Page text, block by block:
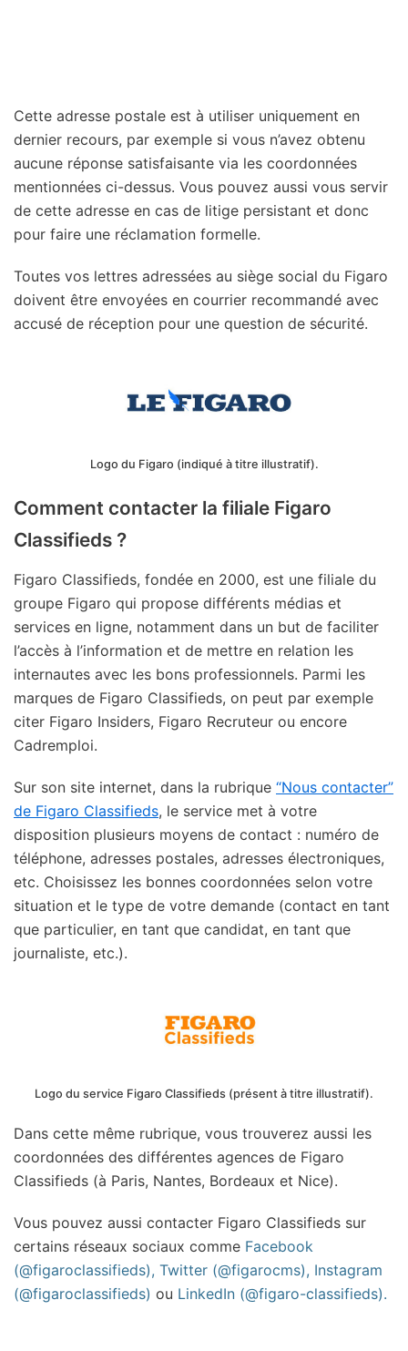
Cette adresse postale est à utiliser uniquement en
dernier recours, par exemple si vous n’avez obtenu
aucune réponse satisfaisante via les coordonnées
mentionnées ci-dessus. Vous pouvez aussi vous servir
de cette adresse en cas de litige persistant et donc
pour faire une réclamation formelle.
Toutes vos lettres adressées au siège social du Figaro
doivent être envoyées en courrier recommandé avec
accusé de réception pour une question de sécurité.
Logo du Figaro (indiqué à titre illustratif).
Comment contacter la filiale Figaro
Classifieds ?
Figaro Classifieds, fondée en 2000, est une filiale du
groupe Figaro qui propose différents médias et
services en ligne, notamment dans un but de faciliter
l’accès à l’information et de mettre en relation les
internautes avec les bons professionnels. Parmi les
marques de Figaro Classifieds, on peut par exemple
citer Figaro Insiders, Figaro Recruteur ou encore
Cadremploi.
Sur son site internet, dans la rubrique “Nous contacter”
de Figaro Classifieds, le service met à votre
disposition plusieurs moyens de contact : numéro de
téléphone, adresses postales, adresses électroniques,
etc. Choisissez les bonnes coordonnées selon votre
situation et le type de votre demande (contact en tant
que particulier, en tant que candidat, en tant que
journaliste, etc.).
Logo du service Figaro Classifieds (présent à titre illustratif).
Dans cette même rubrique, vous trouverez aussi les
coordonnées des différentes agences de Figaro
Classifieds (à Paris, Nantes, Bordeaux et Nice).
Vous pouvez aussi contacter Figaro Classifieds sur
certains réseaux sociaux comme Facebook
(@figaroclassifieds), Twitter (@figarocms), Instagram
(@figaroclassifieds) ou LinkedIn (@figaro-classifieds).